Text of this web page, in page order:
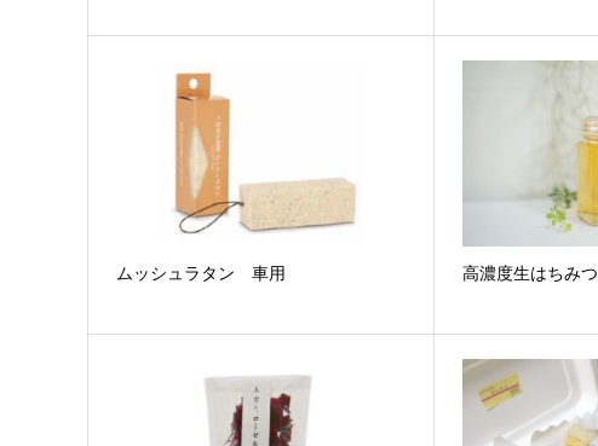
ムッシュラタン 車用 高濃度生はちみつ